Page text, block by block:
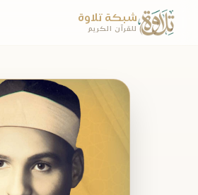
شبكة تلاوة
للقرآن الكريم